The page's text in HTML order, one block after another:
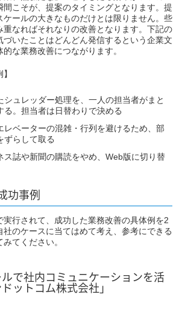
間こそが、提案のタイミングとなります。提
ケールの大きなものだけとは限りません。些
重なればそれなりの改善となります。下記の
づいたことはどんどん発信するという企業文
な業務改善につながります。
シュレッダー処理を、一人の担当者がまと
る。担当者は日替わりで決める
レベーターの混雑・行列を避けるため、部
ずらして取る
ス誌や新聞の購読をやめ、Web版に切り替
功事例
実行されて、成功した業務改善の具体例を2
社のケースに当てはめて考え、参考にできる
てください。
で社内コミュニケーションを活
ットコム株式会社」